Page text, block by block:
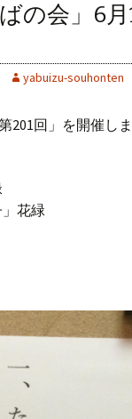
の会」6
yabuizu-souhonten
201回」を開催しま
花緑